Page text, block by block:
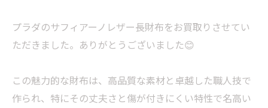
プラダのサフィアーノレザー長財布をお買取りさせてい
ただきました。ありがとうございました😊
この魅力的な財布は、高品質な素材と卓越した職人技で
作られ、特にその丈夫さと傷が付きにくい特性で名高い